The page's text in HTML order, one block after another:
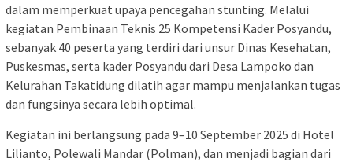
dalam memperkuat upaya pencegahan stunting. Melalui
kegiatan Pembinaan Teknis 25 Kompetensi Kader Posyandu,
sebanyak 40 peserta yang terdiri dari unsur Dinas Kesehatan,
Puskesmas, serta kader Posyandu dari Desa Lampoko dan
Kelurahan Takatidung dilatih agar mampu menjalankan tugas
dan fungsinya secara lebih optimal.
Kegiatan ini berlangsung pada 9–10 September 2025 di Hotel
Lilianto, Polewali Mandar (Polman), dan menjadi bagian dari